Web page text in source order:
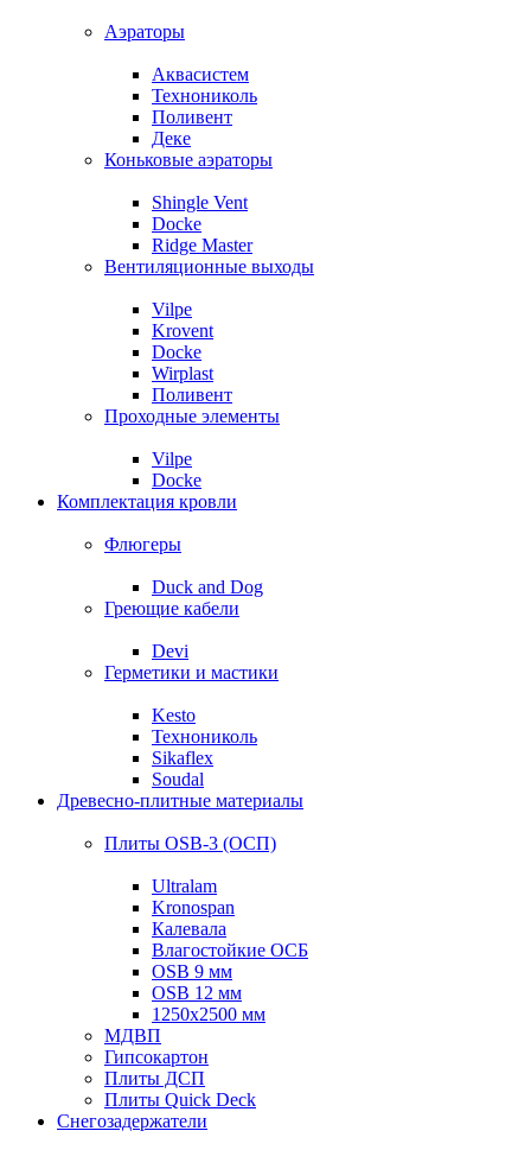
Аэраторы
Аквасистем
Технониколь
Поливент
Деке
Коньковые аэраторы
Shingle Vent
Docke
Ridge Master
Вентиляционные выходы
Vilpe
Krovent
Docke
Wirplast
Поливент
Проходные элементы
Vilpe
Docke
Комплектация кровли
Флюгеры
Duck and Dog
Греющие кабели
Devi
Герметики и мастики
Kesto
Технониколь
Sikaflex
Soudal
Древесно-плитные материалы
Плиты OSB-3 (ОСП)
Ultralam
Kronospan
Калевала
Влагостойкие ОСБ
OSB 9 мм
OSB 12 мм
1250х2500 мм
МДВП
Гипсокартон
Плиты ДСП
Плиты Quick Deck
Снегозадержатели